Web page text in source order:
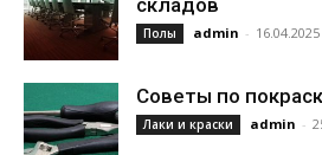
складов
Полы admin - 16.04.2025
Советы по
Лаки и краски admin -